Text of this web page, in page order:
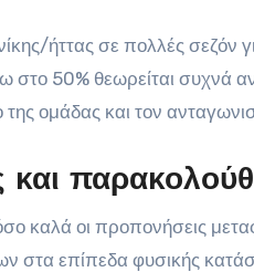
ήττας σε πολλές σεζόν
στο 50% θεωρείται συχνά
ομάδας και τον
και
καλά οι προπονήσεις
στα επίπεδα φυσικής